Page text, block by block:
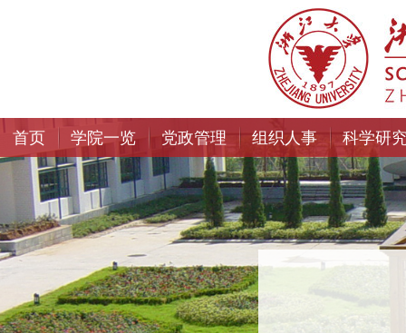
首页 学院一览 党政管理 组织人事 科学研